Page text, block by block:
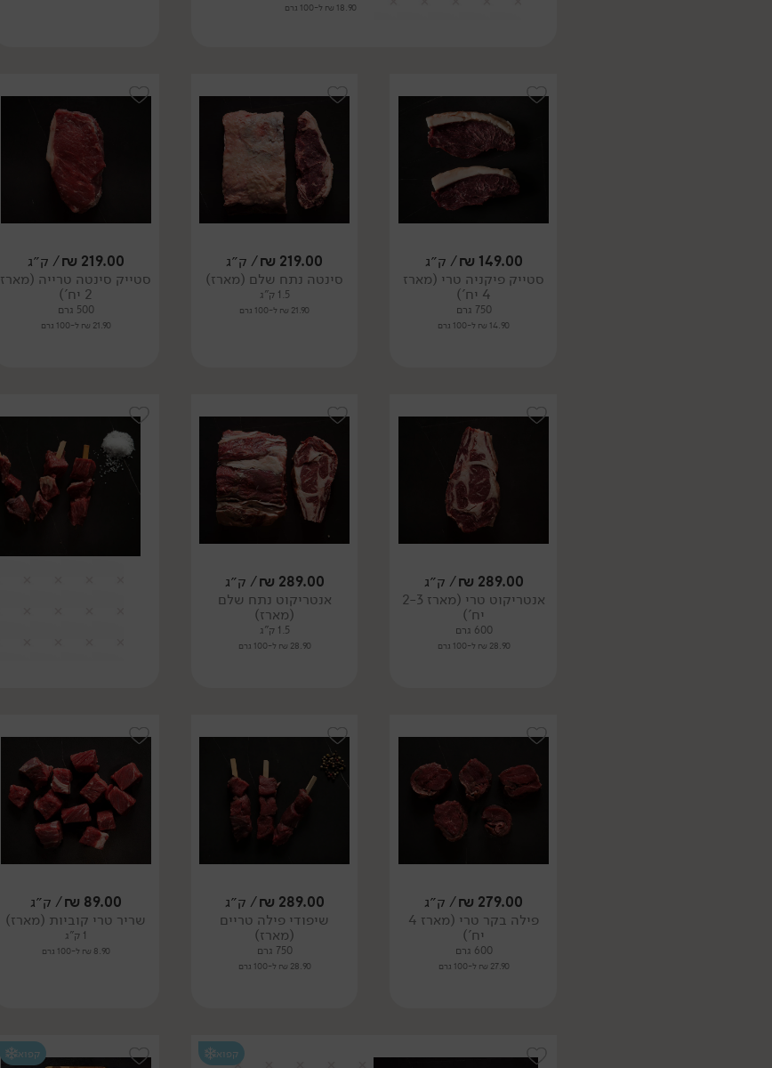
18.90 ₪ ל-100 גרם
149.00
₪/ ק״ג
סטייק פיקניה טרי (מארז
4 יח')
750 גרם
14.90 ₪ ל-100 גרם
219.00
₪/ ק״ג
סינטה נתח שלם (מארז)
1.5 ק"ג
21.90 ₪ ל-100 גרם
219.00
₪/ ק״ג
סטייק סינטה טרייה (מארז
2 יח')
500 גרם
21.90 ₪ ל-100 גרם
289.00
₪/ ק״ג
אנטריקוט טרי (מארז 2-3
יח')
600 גרם
28.90 ₪ ל-100 גרם
289.00
₪/ ק״ג
אנטריקוט נתח שלם
(מארז)
1.5 ק"ג
28.90 ₪ ל-100 גרם
279.00
₪/ ק״ג
פילה בקר טרי (מארז 4
יח')
600 גרם
27.90 ₪ ל-100 גרם
289.00
₪/ ק״ג
שיפודי פילה טריים
(מארז)
750 גרם
28.90 ₪ ל-100 גרם
89.00
₪/ ק״ג
שריר טרי קוביות (מארז)
1 ק"ג
8.90 ₪ ל-100 גרם
קפוא קפוא